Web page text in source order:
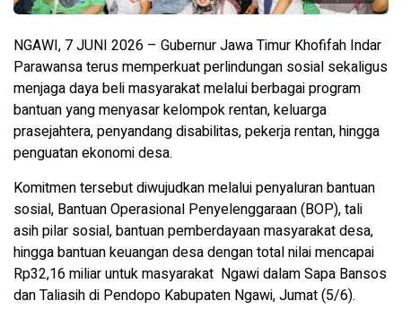
NGAWI, 7 JUNI 2026 – Gubernur Jawa Timur Khofifah Indar
Parawansa terus memperkuat perlindungan sosial sekaligus
menjaga daya beli masyarakat melalui berbagai program
bantuan yang menyasar kelompok rentan, keluarga
prasejahtera, penyandang disabilitas, pekerja rentan, hingga
penguatan ekonomi desa.
Komitmen tersebut diwujudkan melalui penyaluran bantuan
sosial, Bantuan Operasional Penyelenggaraan (BOP), tali
asih pilar sosial, bantuan pemberdayaan masyarakat desa,
hingga bantuan keuangan desa dengan total nilai mencapai
Rp32,16 miliar untuk masyarakat Ngawi dalam Sapa Bansos
dan Taliasih di Pendopo Kabupaten Ngawi, Jumat (5/6).